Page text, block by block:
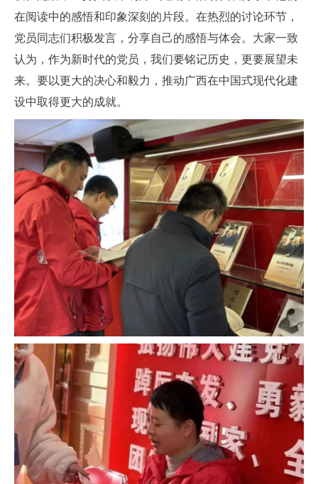
在阅读中的感悟和印象深刻的片段。在热烈的讨论环节，
党员同志们积极发言，分享自己的感悟与体会。大家一致
认为，作为新时代的党员，我们要铭记历史，更要展望未
来。要以更大的决心和毅力，推动广西在中国式现代化建
设中取得更大的成就。